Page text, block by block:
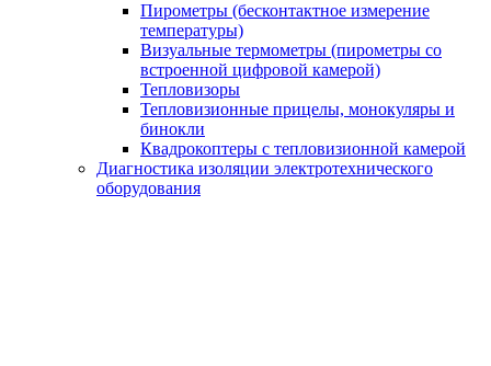
Пирометры (бесконтактное измерение
температуры)
Визуальные термометры (пирометры со
встроенной цифровой камерой)
Тепловизоры
Тепловизионные прицелы, монокуляры и
бинокли
Квадрокоптеры с тепловизионной камерой
Диагностика изоляции электротехнического
оборудования